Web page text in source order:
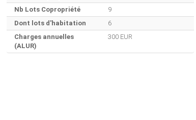
Nb Lots Copropriété
9
Dont lots d'habitation
6
Charges annuelles
(ALUR)
300 EUR